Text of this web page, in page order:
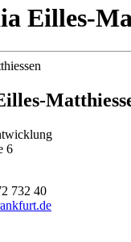
Eilles-
6
732 40